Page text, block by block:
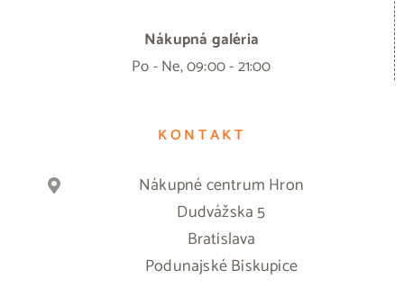
Nákupná galéria
Po - Ne, 09:00 - 21:00
KONTAKT
Nákupné centrum Hron
Dudvážska 5
Bratislava
Podunajské Biskupice